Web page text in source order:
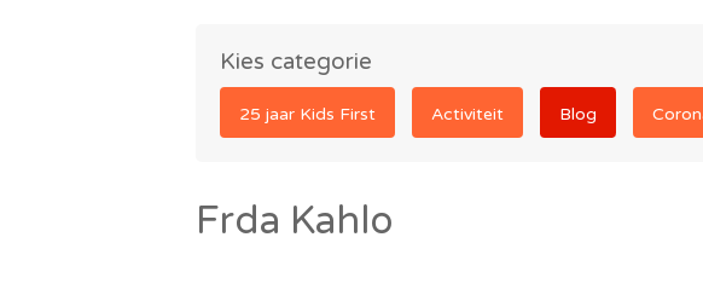
Kies categorie
25 jaar Kids First Activiteit Blog
Frda Kahlo